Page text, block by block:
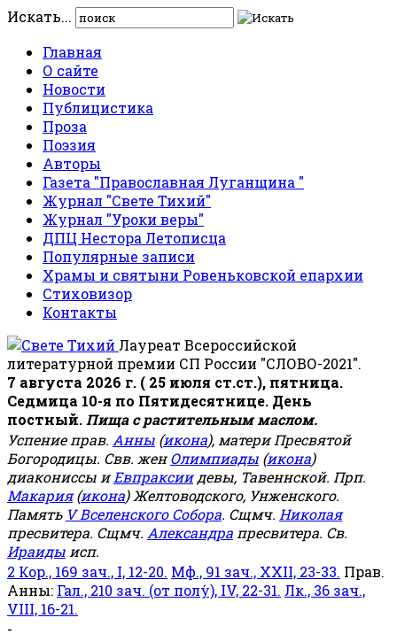
Искать...
Главная
О сайте
Новости
Публицистика
Проза
Поэзия
Авторы
Газета "Православная Луганщина "
Журнал "Свете Тихий"
Журнал "Уроки веры"
ДПЦ Нестора Летописца
Популярные записи
Храмы и святыни Ровеньковской епархии
Стиховизор
Контакты
Лауреат Всероссийской
литературной премии СП России "СЛОВО-2021".
7 августа 2026 г. ( 25 июля ст.ст.), пятница.
Седмица 10-я по Пятидесятнице. День
постный. Пища с растительным маслом.
Успение прав. Анны (икона), матери Пресвятой
Богородицы. Свв. женОлимпиады (икона)
диакониссы иЕвпраксиидевы, Тавеннской. Прп.
Макария(икона) Желтоводского, Унженского.
Память V Вселенского Собора. Сщмч. Николая
пресвитера. Сщмч. Александра пресвитера. Св.
Ираиды исп.
2 Кор., 169 зач., I, 12-20. Мф., 91 зач., XXII, 23-33. Прав.
Анны: Гал., 210 зач. (от полу́), IV, 22-31. Лк., 36 зач.,
VIII, 16-21.
-